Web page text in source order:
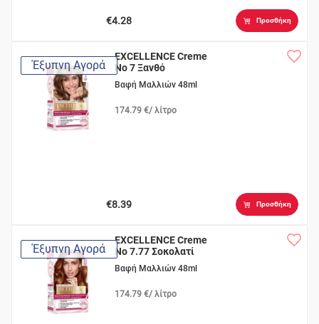
€4.28 Προσθήκη
Έξυπνη Αγορά
EXCELLENCE Creme
Νο 7 Ξανθό
Βαφή Μαλλιών 48ml
174.79 €/ λίτρο
€8.39 Προσθήκη
Έξυπνη Αγορά
EXCELLENCE Creme
Νο 7.77 Σοκολατί
Φωτεινό
Βαφή Μαλλιών 48ml
174.79 €/ λίτρο